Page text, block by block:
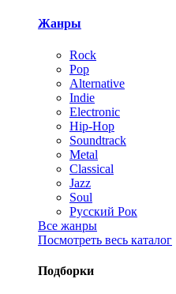
Жанры
Rock
Pop
Alternative
Indie
Electronic
Hip-Hop
Soundtrack
Metal
Classical
Jazz
Soul
Русский Рок
Все жанры
Посмотреть весь каталог
Подборки